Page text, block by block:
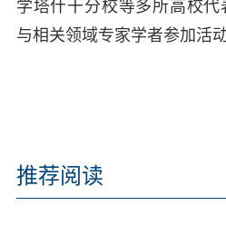
学塔什干分校等多所高校
与相关领域专家学者参加活动
推荐阅读